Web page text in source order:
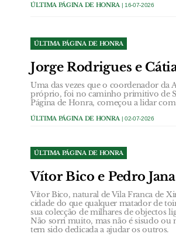
ÚLTIMA PÁGINA DE HONRA | 16-07-2026
ÚLTIMA PÁGINA DE HONRA
Jorge Rodrigues e
Uma das vezes que o coordenador da
próprio, foi no caminho primitivo de
Página de Honra, começou a lidar
ÚLTIMA PÁGINA DE HONRA| 02-07-2026
ÚLTIMA PÁGINA DE HONRA
Vítor Bico e Pedro Jana
Vítor Bico, natural de Vila Franca de
cidade do que qualquer matador de
sua colecção de milhares de objectos
Não sorri muito, mas não é sisudo ou
tem sido dedicada a ajudar os outros.